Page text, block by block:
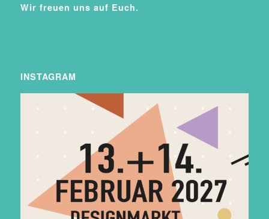
Wir freuen uns auf Euch.
INSTAGRAM